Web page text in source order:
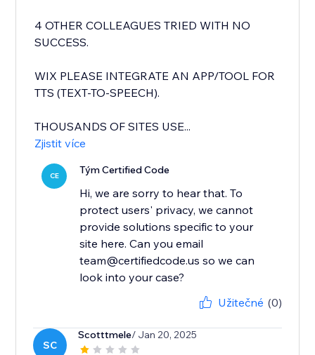
4 OTHER COLLEAGUES TRIED WITH NO
SUCCESS.
WIX PLEASE INTEGRATE AN APP/TOOL FOR
TTS (TEXT-TO-SPEECH).
THOUSANDS OF SITES USE...
Zjistit více
CE Tým Certified Code
Hi, we are sorry to hear that. To
protect users' privacy, we cannot
provide solutions specific to your
site here. Can you email
team@certifiedcode.us so we can
look into your case?
Užitečné (0)
SC
Scotttmele/ Jan 20, 2025